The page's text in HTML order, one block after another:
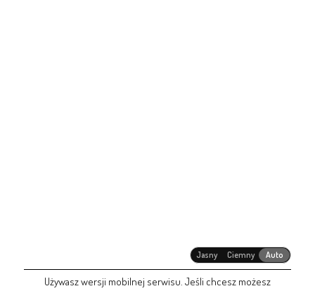
Jasny Ciemny Auto
Używasz wersji mobilnej serwisu. Jeśli chcesz możesz